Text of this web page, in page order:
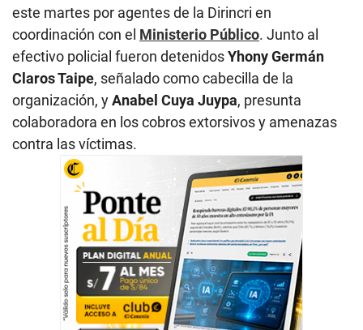
este martes por agentes de la Dirincri en
coordinación con el Ministerio Público. Junto al
efectivo policial fueron detenidosYhony Germán
Claros Taipe, señalado como cabecilla de la
organización, yAnabel Cuya Juypa, presunta
colaboradora en los cobros extorsivos y amenazas
contra las víctimas.